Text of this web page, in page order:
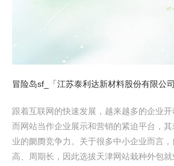
冒险岛sf_「江苏泰利达新材料股份有限公司
跟着互联网的快速发展，越来越多的企业开
而网站当作企业展示和营销的紧迫平台，
业的阛阓竞争力。关于很多中小企业而言
高、周期长，因此选拔天津网站栽种外包